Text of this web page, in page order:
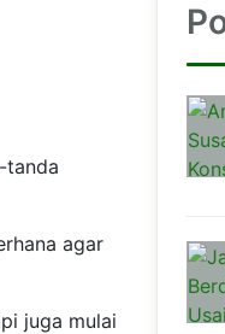
tanda
agar
juga mulai